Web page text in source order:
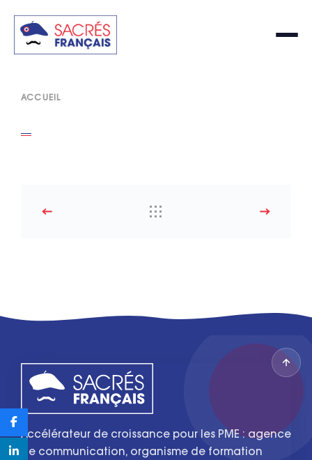
ACCUEIL
Accélérateur de croissance pour les PME : agence
de communication, organisme de formation